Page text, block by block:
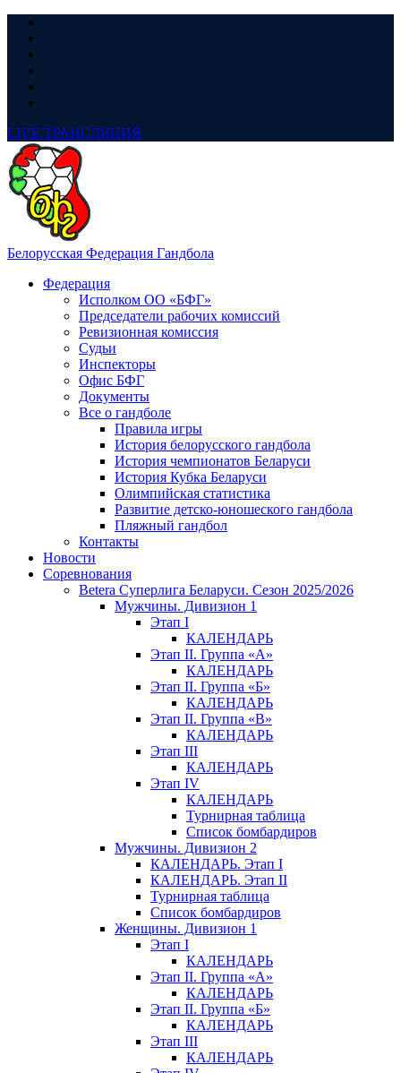
LIVE ТРАНСЛЯЦИЯ
Белорусская Федерация Гандбола
Федерация
Исполком ОО «БФГ»
Председатели рабочих комиссий
Ревизионная комиссия
Судьи
Инспекторы
Офис БФГ
Документы
Все о гандболе
Правила игры
История белорусского гандбола
История чемпионатов Беларуси
История Кубка Беларуси
Олимпийская статистика
Развитие детско-юношеского гандбола
Пляжный гандбол
Контакты
Новости
Соревнования
Betera Суперлига Беларуси. Сезон 2025/2026
Мужчины. Дивизион 1
Этап I
КАЛЕНДАРЬ
Этап II. Группа «А»
КАЛЕНДАРЬ
Этап II. Группа «Б»
КАЛЕНДАРЬ
Этап II. Группа «В»
КАЛЕНДАРЬ
Этап III
КАЛЕНДАРЬ
Этап IV
КАЛЕНДАРЬ
Турнирная таблица
Список бомбардиров
Мужчины. Дивизион 2
КАЛЕНДАРЬ. Этап I
КАЛЕНДАРЬ. Этап II
Турнирная таблица
Список бомбардиров
Женщины. Дивизион 1
Этап I
КАЛЕНДАРЬ
Этап II. Группа «А»
КАЛЕНДАРЬ
Этап II. Группа «Б»
КАЛЕНДАРЬ
Этап III
КАЛЕНДАРЬ